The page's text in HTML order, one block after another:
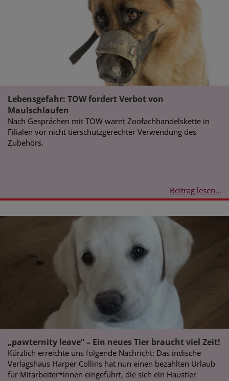
Lebensgefahr: TOW fordert Verbot von
Maulschlaufen
Nach Gesprächen mit TOW warnt Zoofachhandelskette in
Filialen vor nicht tierschutzgerechter Verwendung des
Zubehörs.
Beitrag lesen...
„pawternity leave“ – Ein neues Tier braucht viel Zeit!
Kürzlich erreichte uns folgende Nachricht: Das indische
Verlagshaus Harper Collins hat nun einen bezahlten Urlaub
für Mitarbeiter*innen eingeführt, die sich ein Haustier